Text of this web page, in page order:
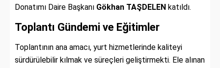
Donatımı Daire Başkanı Gökhan TAŞDELEN katıldı.
Toplantı Gündemi ve Eğitimler
Toplantının ana amacı, yurt hizmetlerinde kaliteyi
sürdürülebilir kılmak ve süreçleri geliştirmekti. Ele alınan